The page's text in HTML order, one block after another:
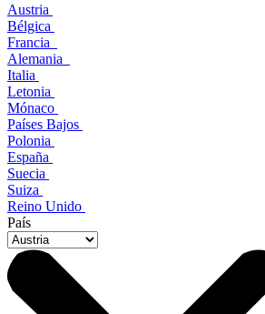
Austria
Bélgica
Francia
Alemania
Italia
Letonia
Mónaco
Países Bajos
Polonia
España
Suecia
Suiza
Reino Unido
País